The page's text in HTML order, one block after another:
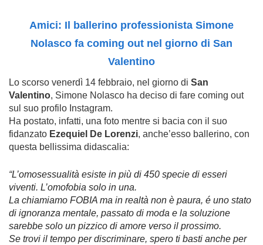
Amici: Il ballerino professionista Simone
Nolasco fa coming out nel giorno di San
Valentino
Lo scorso venerdì 14 febbraio, nel giorno di San
Valentino, Simone Nolasco ha deciso di fare coming out
sul suo profilo Instagram.
Ha postato, infatti, una foto mentre si bacia con il suo
fidanzato Ezequiel De Lorenzi, anche’esso ballerino, con
questa bellissima didascalia:
“L’omosessualità esiste in più di 450 specie di esseri
viventi. L’omofobia solo in una.
La chiamiamo FOBIA ma in realtà non è paura, é uno stato
di ignoranza mentale, passato di moda e la soluzione
sarebbe solo un pizzico di amore verso il prossimo.
Se trovi il tempo per discriminare, spero ti basti anche per